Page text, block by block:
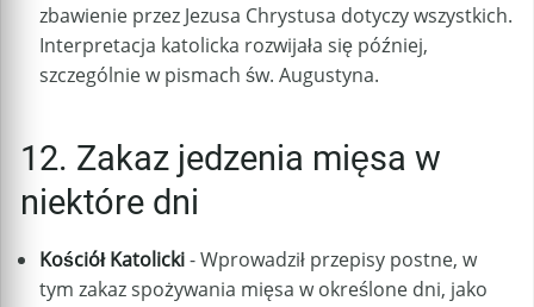
zbawienie przez Jezusa Chrystusa dotyczy wszystkich.
Interpretacja katolicka rozwijała się później,
szczególnie w pismach św. Augustyna.
12. Zakaz jedzenia mięsa w
niektóre dni
Kościół Katolicki- Wprowadził przepisy postne, w
tym zakaz spożywania mięsa w określone dni, jako